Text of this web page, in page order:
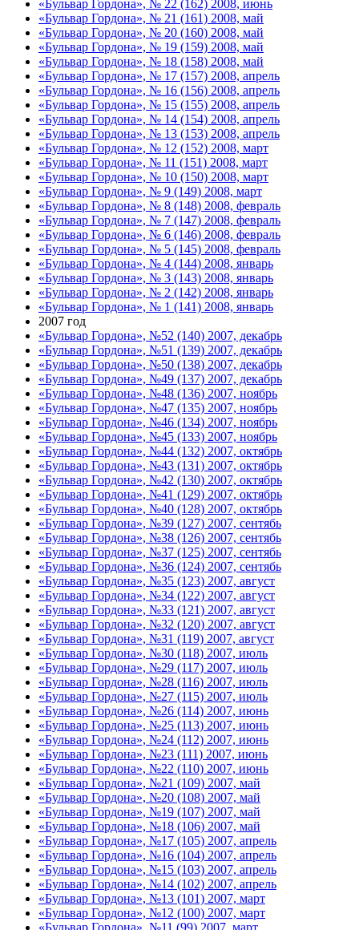
«Бульвар Гордона», № 22 (162) 2008, июнь
«Бульвар Гордона», № 21 (161) 2008, май
«Бульвар Гордона», № 20 (160) 2008, май
«Бульвар Гордона», № 19 (159) 2008, май
«Бульвар Гордона», № 18 (158) 2008, май
«Бульвар Гордона», № 17 (157) 2008, апрель
«Бульвар Гордона», № 16 (156) 2008, апрель
«Бульвар Гордона», № 15 (155) 2008, апрель
«Бульвар Гордона», № 14 (154) 2008, апрель
«Бульвар Гордона», № 13 (153) 2008, апрель
«Бульвар Гордона», № 12 (152) 2008, март
«Бульвар Гордона», № 11 (151) 2008, март
«Бульвар Гордона», № 10 (150) 2008, март
«Бульвар Гордона», № 9 (149) 2008, март
«Бульвар Гордона», № 8 (148) 2008, февраль
«Бульвар Гордона», № 7 (147) 2008, февраль
«Бульвар Гордона», № 6 (146) 2008, февраль
«Бульвар Гордона», № 5 (145) 2008, февраль
«Бульвар Гордона», № 4 (144) 2008, январь
«Бульвар Гордона», № 3 (143) 2008, январь
«Бульвар Гордона», № 2 (142) 2008, январь
«Бульвар Гордона», № 1 (141) 2008, январь
2007 год
«Бульвар Гордона», №52 (140) 2007, декабрь
«Бульвар Гордона», №51 (139) 2007, декабрь
«Бульвар Гордона», №50 (138) 2007, декабрь
«Бульвар Гордона», №49 (137) 2007, декабрь
«Бульвар Гордона», №48 (136) 2007, ноябрь
«Бульвар Гордона», №47 (135) 2007, ноябрь
«Бульвар Гордона», №46 (134) 2007, ноябрь
«Бульвар Гордона», №45 (133) 2007, ноябрь
«Бульвар Гордона», №44 (132) 2007, октябрь
«Бульвар Гордона», №43 (131) 2007, октябрь
«Бульвар Гордона», №42 (130) 2007, октябрь
«Бульвар Гордона», №41 (129) 2007, октябрь
«Бульвар Гордона», №40 (128) 2007, октябрь
«Бульвар Гордона», №39 (127) 2007, сентябь
«Бульвар Гордона», №38 (126) 2007, сентябь
«Бульвар Гордона», №37 (125) 2007, сентябь
«Бульвар Гордона», №36 (124) 2007, сентябь
«Бульвар Гордона», №35 (123) 2007, август
«Бульвар Гордона», №34 (122) 2007, август
«Бульвар Гордона», №33 (121) 2007, август
«Бульвар Гордона», №32 (120) 2007, август
«Бульвар Гордона», №31 (119) 2007, август
«Бульвар Гордона», №30 (118) 2007, июль
«Бульвар Гордона», №29 (117) 2007, июль
«Бульвар Гордона», №28 (116) 2007, июль
«Бульвар Гордона», №27 (115) 2007, июль
«Бульвар Гордона», №26 (114) 2007, июнь
«Бульвар Гордона», №25 (113) 2007, июнь
«Бульвар Гордона», №24 (112) 2007, июнь
«Бульвар Гордона», №23 (111) 2007, июнь
«Бульвар Гордона», №22 (110) 2007, июнь
«Бульвар Гордона», №21 (109) 2007, май
«Бульвар Гордона», №20 (108) 2007, май
«Бульвар Гордона», №19 (107) 2007, май
«Бульвар Гордона», №18 (106) 2007, май
«Бульвар Гордона», №17 (105) 2007, апрель
«Бульвар Гордона», №16 (104) 2007, апрель
«Бульвар Гордона», №15 (103) 2007, апрель
«Бульвар Гордона», №14 (102) 2007, апрель
«Бульвар Гордона», №13 (101) 2007, март
«Бульвар Гордона», №12 (100) 2007, март
«Бульвар Гордона», №11 (99) 2007, март